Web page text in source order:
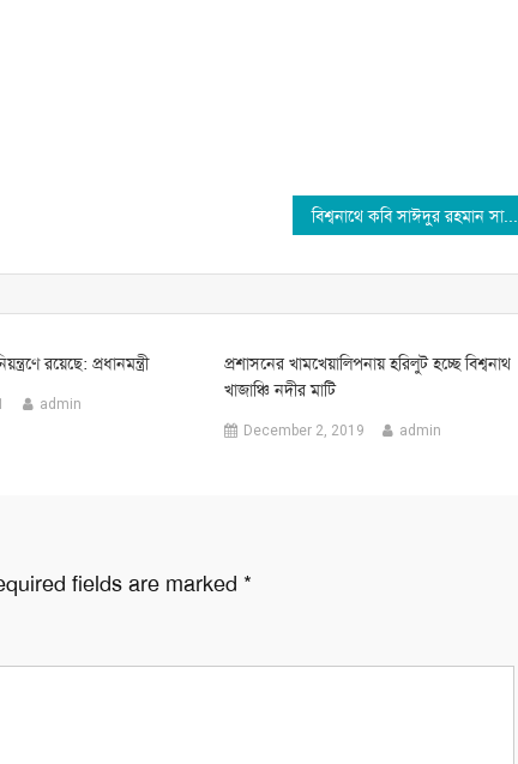
বিশ্বনাথে কবি সাঈদুর রহমান সাঈদকে গণসংবর্ধনা দেয়ার উদ্যোগে সভা
রয়েছে: প্রধানমন্ত্রী
admin
প্রশাসনের খামখেয়ালিপনায় হরিলুট হচ্ছে বিশ্বনাথ
খাজাঞ্চি নদীর মাটি
December 2, 2019 admin
fields are marked *